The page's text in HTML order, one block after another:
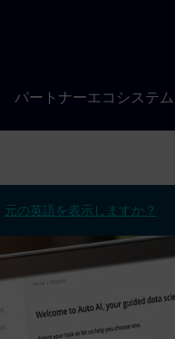
パートナーエコシステム
元の英語を表示しますか？